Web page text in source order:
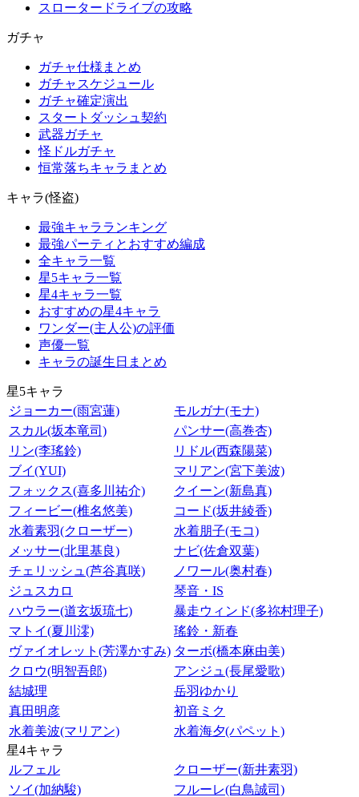
スロータードライブの攻略
ガチャ
ガチャ仕様まとめ
ガチャスケジュール
ガチャ確定演出
スタートダッシュ契約
武器ガチャ
怪ドルガチャ
恒常落ちキャラまとめ
キャラ(怪盗)
最強キャラランキング
最強パーティとおすすめ編成
全キャラ一覧
星5キャラ一覧
星4キャラ一覧
おすすめの星4キャラ
ワンダー(主人公)の評価
声優一覧
キャラの誕生日まとめ
星5キャラ
ジョーカー(雨宮蓮)
モルガナ(モナ)
スカル(坂本竜司)
パンサー(高巻杏)
リン(李瑤鈴)
リドル(西森陽菜)
ブイ(YUI)
マリアン(宮下美波)
フォックス(喜多川祐介)
クイーン(新島真)
フィービー(椎名悠美)
コード(坂井綾香)
水着素羽(クローザー)
水着朋子(モコ)
メッサー(北里基良)
ナビ(佐倉双葉)
チェリッシュ(芦谷真咲)
ノワール(奥村春)
ジュスカロ
琴音・IS
ハウラー(道玄坂琉七)
暴走ウィンド(多祢村理子)
マトイ(夏川澪)
瑤鈴・新春
ヴァイオレット(芳澤かすみ) ターボ(橋本麻由美)
クロウ(明智吾郎)
アンジュ(長尾愛歌)
結城理
岳羽ゆかり
真田明彦
初音ミク
水着美波(マリアン)
水着海夕(パペット)
星4キャラ
ルフェル
クローザー(新井素羽)
ソイ(加納駿)
フルーレ(白鳥誠司)